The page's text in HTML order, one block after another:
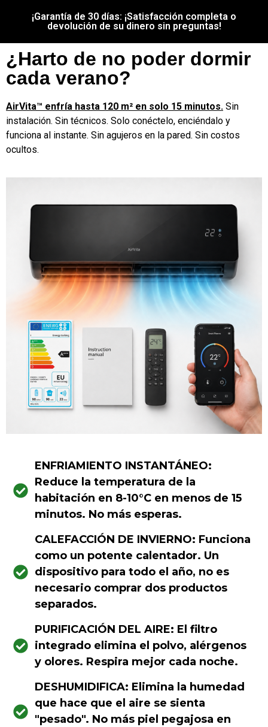
¡Garantía de 30 días: ¡Satisfacción completa o
devolución de su dinero sin preguntas!
¿Harto de no poder dormir
cada verano?
AirVita™ enfría hasta 120 m² en solo 15 minutos. Sin
instalación. Sin técnicos. Solo conéctelo, enciéndalo y
funciona al instante. Sin agujeros en la pared. Sin costos
ocultos.
ENFRIAMIENTO INSTANTÁNEO:
Reduce la temperatura de la
habitación en 8-10°C en menos de 15
minutos. No más esperas.
CALEFACCIÓN DE INVIERNO: Funciona
como un potente calentador. Un
dispositivo para todo el año, no es
necesario comprar dos productos
separados.
PURIFICACIÓN DEL AIRE: El filtro
integrado elimina el polvo, alérgenos
y olores. Respira mejor cada noche.
DESHUMIDIFICA: Elimina la humedad
que hace que el aire se sienta
"pesado". No más piel pegajosa en